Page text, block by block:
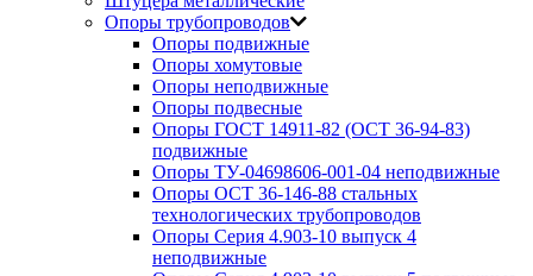
Опоры трубопроводов
Опоры подвижные
Опоры хомутовые
Опоры неподвижные
Опоры подвесные
Опоры ГОСТ 14911-82 (ОСТ 36-94-83)
подвижные
Опоры ТУ-04698606-001-04 неподвижные
Опоры ОСТ 36-146-88 стальных
технологических трубопроводов
Опоры Серия 4.903-10 выпуск 4
неподвижные